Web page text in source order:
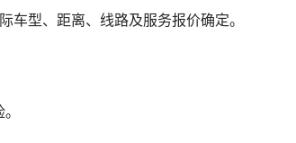
型、距离、线路及服务报价确定。